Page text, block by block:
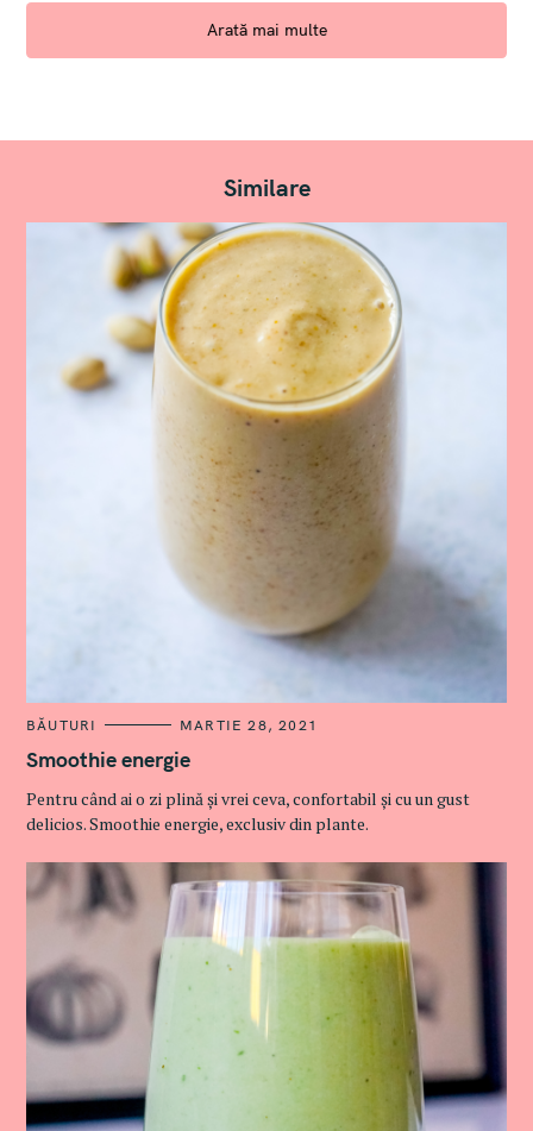
S
Arată mai multe
Similare
C
T
E
O
R
I
S
BĂUTURI MARTIE 28, 2021
Smoothie energie
Pentru când ai o zi plină și vrei ceva, confortabil și cu un gust
delicios. Smoothie energie, exclusiv din plante.